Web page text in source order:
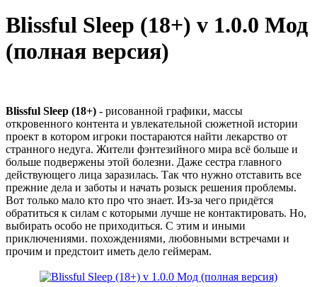
Blissful Sleep (18+) v 1.0.0 Мод
(полная версия)
Blissful Sleep (18+) - рисованной графики, массы
откровенного контента и увлекательной сюжетной истории
проект в котором игроки постараются найти лекарство от
странного недуга. Жители фэнтезийного мира всё больше и
больше подвержены этой болезни. Даже сестра главного
действующего лица заразилась. Так что нужно отставить все
прежние дела и заботы и начать розыск решения проблемы.
Вот только мало кто про что знает. Из-за чего придётся
обратиться к силам с которыми лучше не контактировать. Но,
выбирать особо не приходиться. С этим и иными
приключениями. похождениями, любовными встречами и
прочим и предстоит иметь дело геймерам.